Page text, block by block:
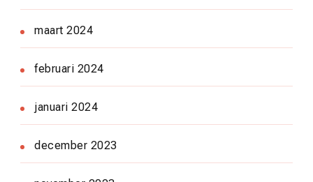
maart 2024
februari 2024
januari 2024
december 2023